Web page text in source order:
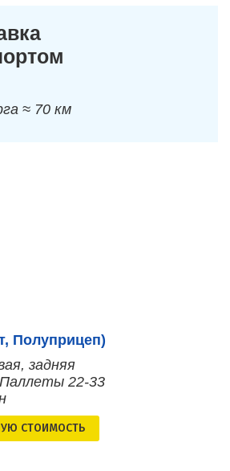
≈ 70 км
Полуприцеп)
задняя
22-33
СТОИМОСТЬ